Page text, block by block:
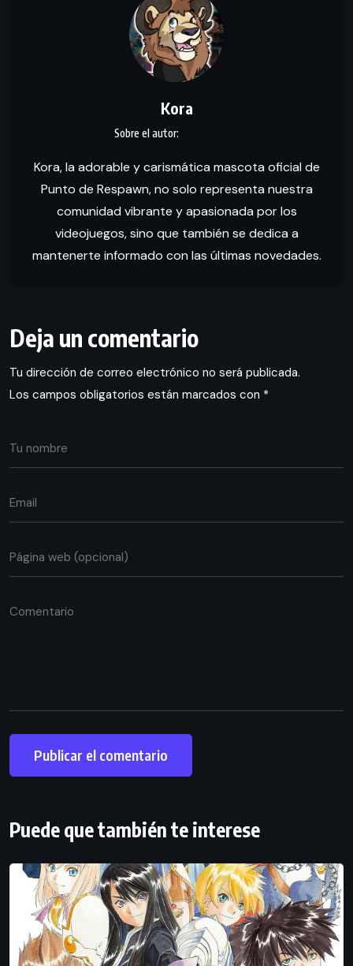
Kora
Kora, la adorable y carismática mascota oficial de
Punto de Respawn, no solo representa nuestra
comunidad vibrante y apasionada por los
videojuegos, sino que también se dedica a
mantenerte informado con las últimas novedades.
Deja un comentario
Tu dirección de correo electrónico no será publicada.
Los campos obligatorios están marcados con *
Puede que también te interese